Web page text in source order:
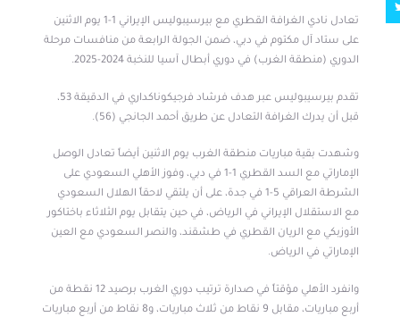
تعادل نادي الغرافة القطري مع بيرسيبوليس الإيراني 1-1 يوم الاثنين
على ستاد آل مكتوم في دبي، ضمن الجولة الرابعة من منافسات مرحلة
الدوري (منطقة الغرب) في دوري أبطال آسيا للنخبة 2024-2025.
تقدم بيرسيبوليس عبر هدف فرشاد فرجيكوناكداري في الدقيقة 53،
قبل أن يدرك الغرافة التعادل عن طريق أحمد الجانجي (56).
وشهدت بقية مباريات منطقة الغرب يوم الاثنين أيضاً تعادل الوصل
الإماراتي مع السد القطري 1-1 في دبي، وفوز الأهلي السعودي على
الشرطة العراقي 5-1 في جدة، على أن يلتقي لاحقاً الهلال السعودي
مع الاستقلال الإيراني في الرياض، في حين يتقابل يوم الثلاثاء باختاكور
الأوزبكي مع الريان القطري في طشقند، والنصر السعودي مع العين
الإماراتي في الرياض.
وانفرد الأهلي مؤقتاً في صدارة ترتيب دوري الغرب برصيد 12 نقطة من
أربع مباريات، مقابل 9 نقاط من ثلاث مباريات، و8 نقاط من أربع مباريات